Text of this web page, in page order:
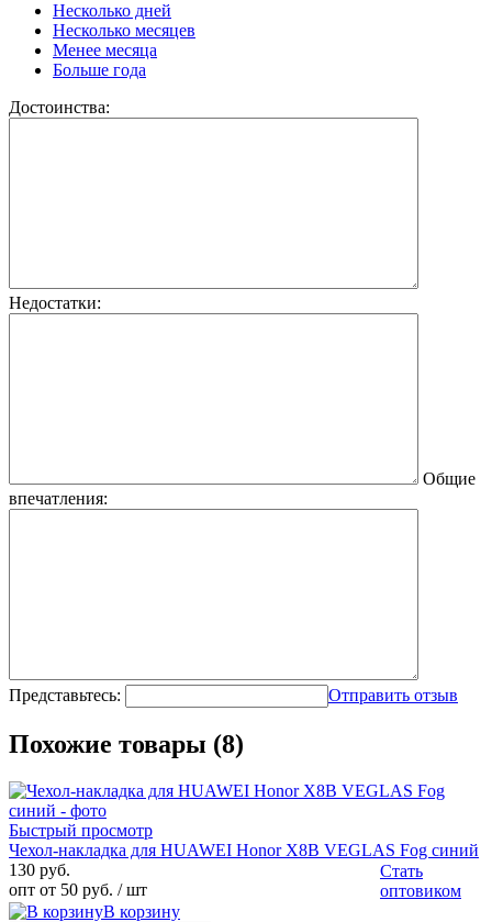
Несколько дней
Несколько месяцев
Менее месяца
Больше года
Достоинства:
Недостатки:
Общие
впечатления:
Представьтесь: Отправить отзыв
Похожие товары (8)
Быстрый просмотр
Чехол-накладка для HUAWEI Honor X8B VEGLAS Fog синий
130 руб.
опт от 50 руб. / шт
Стать
оптовиком
В корзину